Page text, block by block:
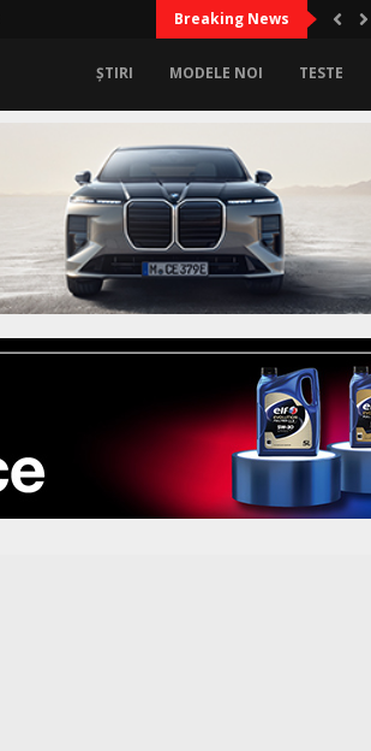
Breaking News
ȘTIRI MODELE NOI TESTE